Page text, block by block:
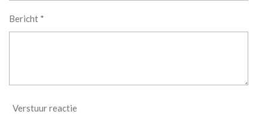
Bericht *
Verstuur reactie